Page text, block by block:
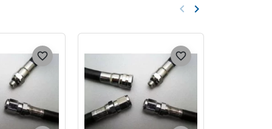
Zurück
keyboard_arrow_left Weiter
keyboard_arrow_right
favorite_border favorite_border